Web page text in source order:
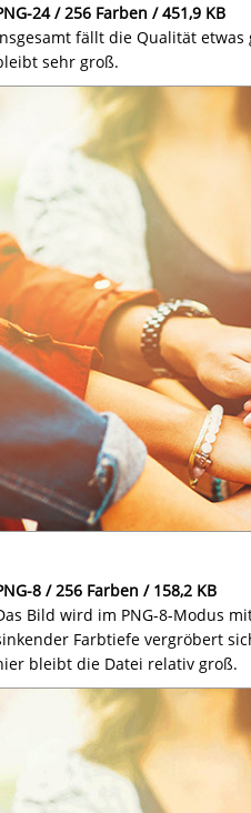
24 / 256 Farben / 451,9 KB
fällt die Qualität etwas
sehr groß.
8 / 256 Farben / 158,2 KB
Bild wird im PNG-8-Modus
Farbtiefe vergröbert
bleibt die Datei relativ groß.